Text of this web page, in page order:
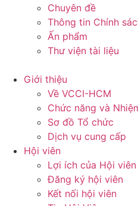
Chuyên đề
Thông tin Chính
Ấn phẩm
Thư viện tài liệu
Giới thiệu
Về VCCI-HCM
Chức năng và
Sơ đồ Tổ chức
Dịch vụ cung cấp
Hội viên
Lợi ích của Hội viên
Đăng ký hội viên
Kết nối hội viên